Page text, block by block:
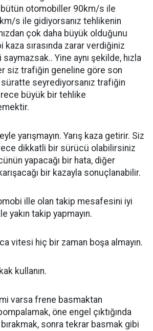
bütün otomobiller 90km/s ile
s ile gidiyorsanız tehlikenin
çok daha büyük olduğunu
kaza sırasında zarar verdiğiniz
Yine aynı şekilde, hızla
siz trafiğin geneline göre son
seyrediyorsanız trafiğin
büyük bir tehlike
yarışmayın. Yarış kaza getirir. Siz
dikkatli bir sürücü olabilirsiniz
yapacağı bir hata, diğer
bir kazayla sonuçlanabilir.
ille olan takip mesafesini iyi
yakın takip yapmayın.
vitesi hiç bir zaman boşa almayın.
kullanın.
varsa frene basmaktan
öne engel çıktığında
sonra tekrar basmak gibi